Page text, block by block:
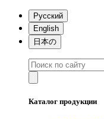
Русский
English
日本の
Каталог продукции